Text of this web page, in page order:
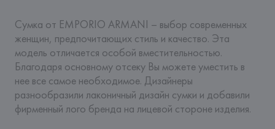
Сумка от EMPORIO ARMANI – выбор современных
женщин, предпочитающих стиль и качество. Эта
модель отличается особой вместительностью.
Благодаря основному отсеку Вы можете уместить в
нее все самое необходимое. Дизайнеры
разнообразили лаконичный дизайн сумки и добавили
фирменный лого бренда на лицевой стороне изделия.